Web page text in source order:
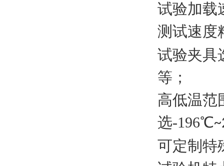
试验加载
测试速度
试验夹具
等 ；
高低温范
选-196℃
可定制特